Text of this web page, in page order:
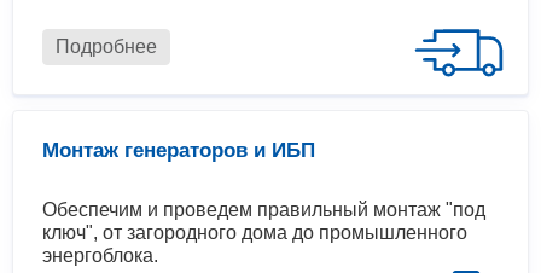
Подробнее
Монтаж генераторов и ИБП
Обеспечим и проведем правильный монтаж "под
ключ", от загородного дома до промышленного
энергоблока.